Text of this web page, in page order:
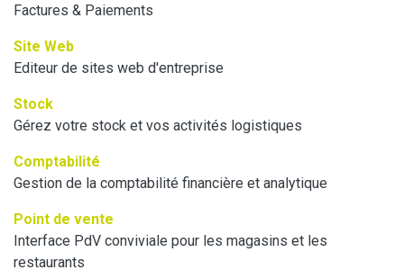
Factures & Paiements
Site Web
Editeur de sites web d'entreprise
Stock
Gérez votre stock et vos activités logistiques
Comptabilité
Gestion de la comptabilité financière et analytique
Point de vente
Interface PdV conviviale pour les magasins et les
restaurants